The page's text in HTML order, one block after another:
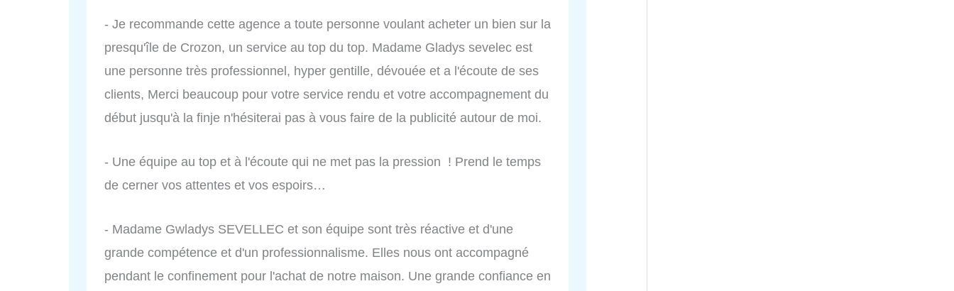
- Je recommande cette agence a toute personne voulant acheter un bien sur la
presqu'île de Crozon, un service au top du top. Madame Gladys sevelec est
une personne très professionnel, hyper gentille, dévouée et a l'écoute de ses
clients, Merci beaucoup pour votre service rendu et votre accompagnement du
début jusqu'à la finje n'hésiterai pas à vous faire de la publicité autour de moi.
- Une équipe au top et à l'écoute qui ne met pas la pression ! Prend le temps
de cerner vos attentes et vos espoirs…
- Madame Gwladys SEVELLEC et son équipe sont très réactive et d'une
grande compétence et d'un professionnalisme. Elles nous ont accompagné
pendant le confinement pour l'achat de notre maison. Une grande confiance en